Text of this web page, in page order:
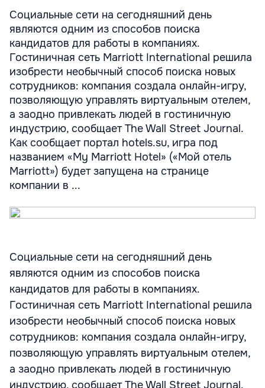
Социальные сети на сегодняшний день
являются одним из способов поиска
кандидатов для работы в компаниях.
Гостиничная сеть Marriott International решила
изобрести необычный способ поиска новых
сотрудников: компания создала онлайн-игру,
позволяющую управлять виртуальным отелем,
а заодно привлекать людей в гостиничную
индустрию, сообщает The Wall Street Journal.
Как сообщает портал hotels.su, игра под
названием «My Marriott Hotel» («Мой отель
Marriott») будет запущена на странице
компании в ...
Социальные сети на сегодняшний день
являются одним из способов поиска
кандидатов для работы в компаниях.
Гостиничная сеть Marriott International решила
изобрести необычный способ поиска новых
сотрудников: компания создала онлайн-игру,
позволяющую управлять виртуальным отелем,
а заодно привлекать людей в гостиничную
индустрию, сообщает The Wall Street Journal.